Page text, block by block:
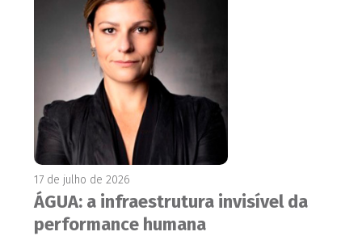
17 de julho de 2026
ÁGUA: a infraestrutura invisível da
performance humana